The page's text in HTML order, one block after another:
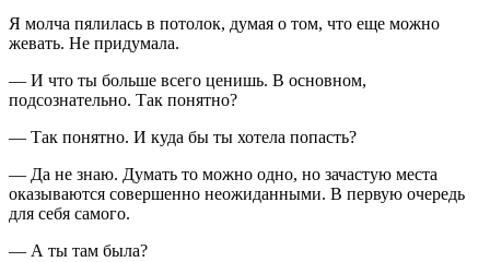
Я молча пялилась в потолок, думая о том, что еще можно
жевать. Не придумала.
— И что ты больше всего ценишь. В основном,
подсознательно. Так понятно?
— Так понятно. И куда бы ты хотела попасть?
— Да не знаю. Думать то можно одно, но зачастую места
оказываются совершенно неожиданными. В первую очередь
для себя самого.
— А ты там была?